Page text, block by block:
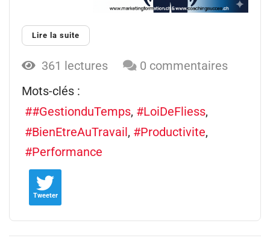
Lire la suite
361 lectures
0 commentaires
Mots-clés :
#GestionduTemps
LoiDeFliess
BienEtreAuTravail
Productivite
Performance
Tweeter